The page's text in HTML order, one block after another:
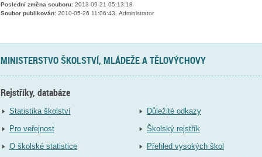
Poslední změna souboru:2013-09-21 05:13:18
Soubor publikován:2010-05-26 11:06:43, Administrator
MINISTERSTVO ŠKOLSTVÍ, MLÁDEŽE A TĚLOVÝCHOVY
Rejstříky, databáze
Statistika školství
Pro veřejnost
O školské statistice
Důležité odkazy
Školský rejstřík
Přehled vysokých škol